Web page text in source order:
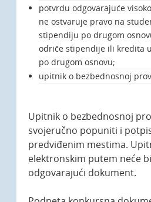
potvrdu odgovarajuće
ne ostvaruje pravo na
stipendiju po drugom
odriče stipendije ili kredita
po drugom osnovu;
upitnik o bezbednosnoj
Upitnik o bezbednosnoj
svojeručno popuniti i
predviđenim mestima.
elektronskim putem neće
odgovarajući dokument.